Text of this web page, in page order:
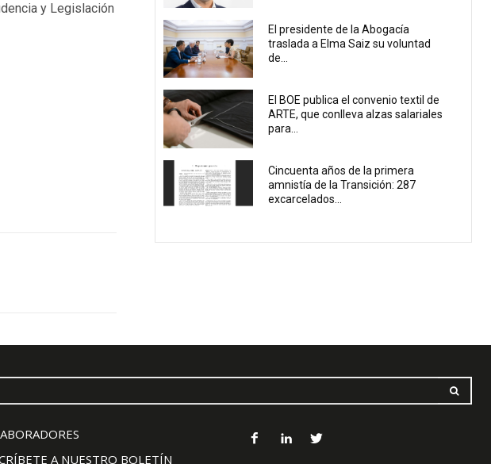
y Legislación
El presidente de la Abogacía
traslada a Elma Saiz su voluntad
de...
El BOE publica el convenio textil de
ARTE, que conlleva alzas salariales
para...
Cincuenta años de la primera
amnistía de la Transición: 287
excarcelados...
A NUESTRO BOLETÍN